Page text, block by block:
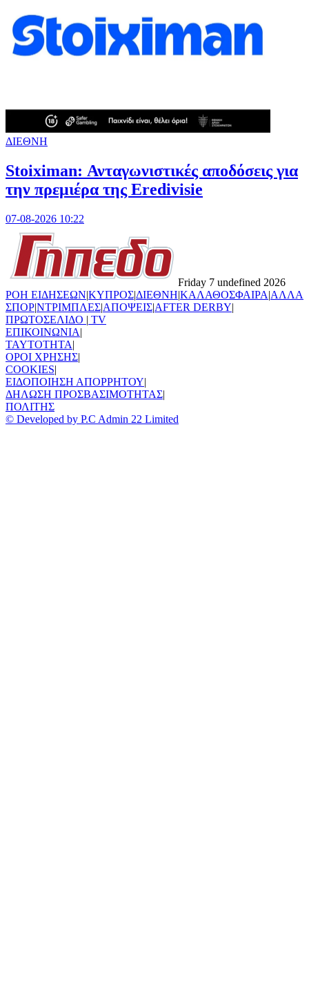
ΔΙΕΘΝΗ
Stoiximan: Ανταγωνιστικές αποδόσεις για
την πρεμιέρα της Eredivisie
07-08-2026 10:22
Friday 7 undefined 2026
ΡΟΗ ΕΙΔΗΣΕΩΝ|ΚΥΠΡΟΣ|ΔΙΕΘΝΗ|ΚΑΛΑΘΟΣΦΑΙΡΑ|ΑΛΛΑ
ΣΠΟΡ|ΝΤΡΙΜΠΛΕΣ|ΑΠΟΨΕΙΣ|AFTER DERBY|
ΠΡΩΤΟΣΕΛΙΔΟ | TV
ΕΠΙΚΟΙΝΩΝΙΑ|
TAYTOTHTA|
ΟΡΟΙ ΧΡΗΣΗΣ|
COOKIES|
ΕΙΔΟΠΟΙΗΣΗ ΑΠΟΡΡΗΤΟΥ|
ΔΗΛΩΣΗ ΠΡΟΣΒΑΣΙΜΟΤΗΤΑΣ|
ΠΟΛΙΤΗΣ
© Developed by P.C Admin 22 Limited